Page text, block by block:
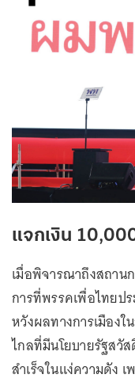
แจกเงิน
เมื่อพิจารณาถึงสถาน
การที่พรรคเพื่อไทยป
หวังผลทางการเมือง
ไกลที่มีนโยบายรัฐสวั
สำเร็จในแง่ความดัง